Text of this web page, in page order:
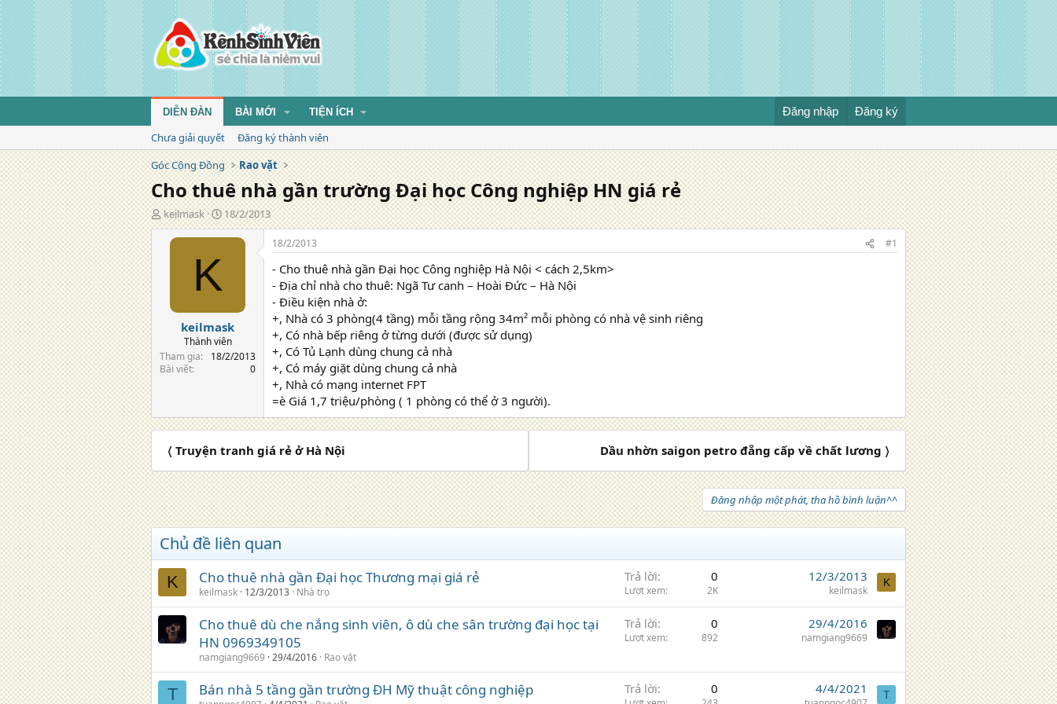
DIỄN ĐÀN BÀI MỚI TIỆN ÍCH Đăng nhập Đăng ký
Chưa giải quyết
Đăng ký thành viên
Góc Cộng Đồng
Rao vặt
Cho thuê nhà gần trường Đại học Công nghiệp HN giá rẻ
T
á
keilmask
N
g
à
g
18/2/2013
K
keilmask
Thành viên
Tham gia
18/2/2013
Bài viết
0
18/2/2013 #1
- Cho thuê nhà gần Đại học Công nghiệp Hà Nội < cách 2,5km>
- Địa chỉ nhà cho thuê: Ngã Tư canh – Hoài Đức – Hà Nội
- Điều kiện nhà ở:
+, Nhà có 3 phòng(4 tầng) mỗi tầng rộng 34m² mỗi phòng có nhà vệ sinh riêng
+, Có nhà bếp riêng ở từng dưới (được sử dụng)
+, Có Tủ Lạnh dùng chung cả nhà
+, Có máy giặt dùng chung cả nhà
+, Nhà có mạng internet FPT
=è Giá 1,7 triệu/phòng ( 1 phòng có thể ở 3 người).
〈 Truyện tranh giá rẻ ở Hà Nội Dầu nhờn saigon petro đẵng cấp về chất lương 〉
Đăng nhập một phát, tha hồ bình luận^^
Chủ đề liên quan
K Cho thuê nhà gần Đại học Thương mại giá rẻ
keilmask 12/3/2013 Nhà trọ
Trả lời 0
Lượt xem 2K
12/3/2013
keilmask
K
Cho thuê dù che nắng sinh viên, ô dù che sân trường đại học tại
HN 0969349105
namgiang9669 29/4/2016 Rao vặt
Trả lời 0
Lượt xem 892
29/4/2016
namgiang9669
T Bán nhà 5 tầng gần trường ĐH Mỹ thuật công nghiệp Trả lời 0 4/4/2021 T